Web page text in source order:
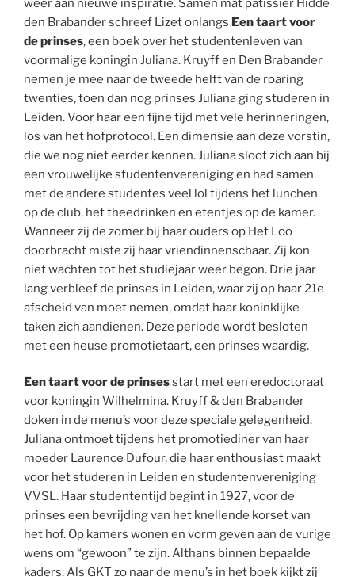
weer aan nieuwe inspiratie. Samen mat patissier Hidde
den Brabander schreef Lizet onlangs Een taart voor
de prinses, een boek over het studentenleven van
voormalige koningin Juliana. Kruyff en Den Brabander
nemen je mee naar de tweede helft van de roaring
twenties, toen dan nog prinses Juliana ging studeren in
Leiden. Voor haar een fijne tijd met vele herinneringen,
los van het hofprotocol. Een dimensie aan deze vorstin,
die we nog niet eerder kennen. Juliana sloot zich aan bij
een vrouwelijke studentenvereniging en had samen
met de andere studentes veel lol tijdens het lunchen
op de club, het theedrinken en etentjes op de kamer.
Wanneer zij de zomer bij haar ouders op Het Loo
doorbracht miste zij haar vriendinnenschaar. Zij kon
niet wachten tot het studiejaar weer begon. Drie jaar
lang verbleef de prinses in Leiden, waar zij op haar 21e
afscheid van moet nemen, omdat haar koninklijke
taken zich aandienen. Deze periode wordt besloten
met een heuse promotietaart, een prinses waardig.
Een taart voor de prinsesstart met een eredoctoraat
voor koningin Wilhelmina. Kruyff & den Brabander
doken in de menu’s voor deze speciale gelegenheid.
Juliana ontmoet tijdens het promotiediner van haar
moeder Laurence Dufour, die haar enthousiast maakt
voor het studeren in Leiden en studentenvereniging
VVSL. Haar studententijd begint in 1927, voor de
prinses een bevrijding van het knellende korset van
het hof. Op kamers wonen en vorm geven aan de vurige
wens om “gewoon” te zijn. Althans binnen bepaalde
kaders. Als GKT zo naar de menu’s in het boek kijkt zij